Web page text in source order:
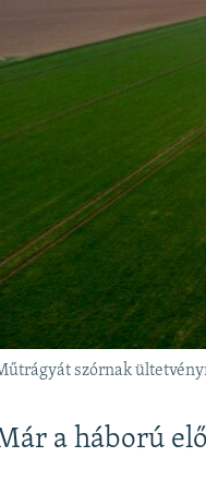
szórnak
a háború